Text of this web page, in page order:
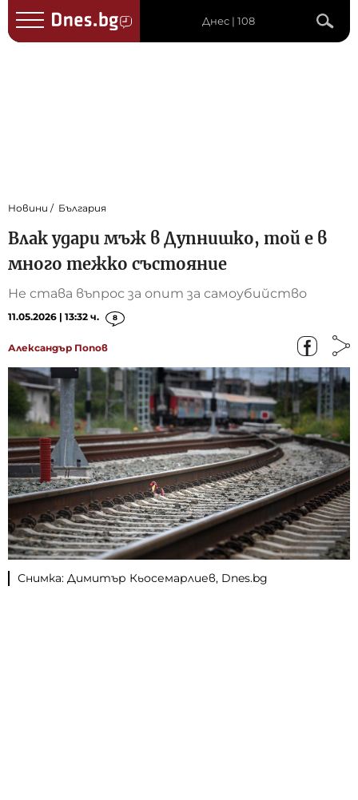
Днес | 108
Новини България
Влак удари мъж в Дупнишко, той е в
много тежко състояние
Не става въпрос за опит за самоубийство
11.05.2026 | 13:32 ч. 8
Александър Попов
Снимка: Димитър Кьосемарлиев, Dnes.bg